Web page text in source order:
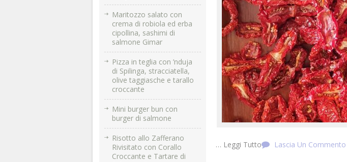
… Leggi Tutto Lascia Un Commento
Maritozzo salato con
crema di robiola ed erba
cipollina, sashimi di
salmone Gimar
Pizza in teglia con ’nduja
di Spilinga, stracciatella,
olive taggiasche e tarallo
croccante
Mini burger bun con
burger di salmone
Risotto allo Zafferano
Rivisitato con Corallo
Croccante e Tartare di